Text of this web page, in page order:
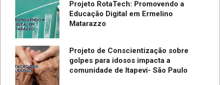
Projeto RotaTech: Promovendo a
Educação Digital em Ermelino
Matarazzo
Projeto de Conscientização sobre
golpes para idosos impacta a
comunidade de Itapevi- São Paulo